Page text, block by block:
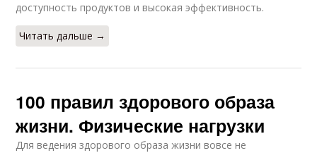
доступность продуктов и высокая эффективность.
Читать дальше →
100 правил здорового образа
жизни. Физические нагрузки
Для ведения здорового образа жизни вовсе не